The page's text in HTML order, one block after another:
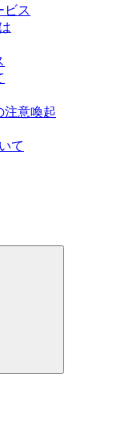
ビス
注意喚起
て